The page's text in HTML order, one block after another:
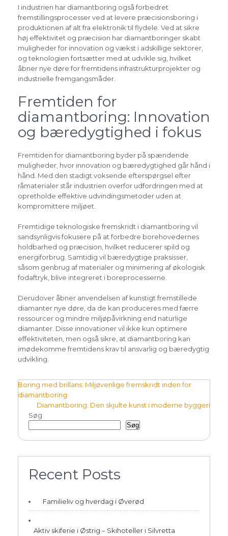
I industrien har diamantboring også forbedret
fremstillingsprocesser ved at levere præcisionsboring i
produktionen af alt fra elektronik til flydele. Ved at sikre
høj effektivitet og præcision har diamantboringer skabt
muligheder for innovation og vækst i adskillige sektorer,
og teknologien fortsætter med at udvikle sig, hvilket
åbner nye døre for fremtidens infrastrukturprojekter og
industrielle fremgangsmåder.
Fremtiden for
diamantboring: Innovation
og bæredygtighed i fokus
Fremtiden for diamantboring byder på spændende
muligheder, hvor innovation og bæredygtighed går hånd i
hånd. Med den stadigt voksende efterspørgsel efter
råmaterialer står industrien overfor udfordringen med at
opretholde effektive udvindingsmetoder uden at
kompromittere miljøet.
Fremtidige teknologiske fremskridt i diamantboring vil
sandsynligvis fokusere på at forbedre borehovedernes
holdbarhed og præcision, hvilket reducerer spild og
energiforbrug. Samtidig vil bæredygtige praksisser,
såsom genbrug af materialer og minimering af økologisk
fodaftryk, blive integreret i boreprocesserne.
Derudover åbner anvendelsen af kunstigt fremstillede
diamanter nye døre, da de kan produceres med færre
ressourcer og mindre miljøpåvirkning end naturlige
diamanter. Disse innovationer vil ikke kun optimere
effektiviteten, men også sikre, at diamantboring kan
imødekomme fremtidens krav til ansvarlig og bæredygtig
udvikling.
Indlægsnavigation
Boring med brillans: Miljøvenlige fremskridt inden for
diamantboring
Diamantboring: Den skjulte kunst i moderne byggeri
Søg
Søg
Recent Posts
Familieliv og hverdag i Øverød
Aktiv skiferie i Østrig – Skihoteller i Silvretta